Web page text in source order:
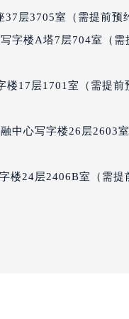
（需提前预约）
（需提前预约）
层3705室（需提前预
字楼A塔7层704室（需
楼17层1701室（需提前
中心写字楼26层2603室
楼24层2406B室（需提